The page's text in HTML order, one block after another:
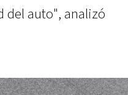
del auto", analizó